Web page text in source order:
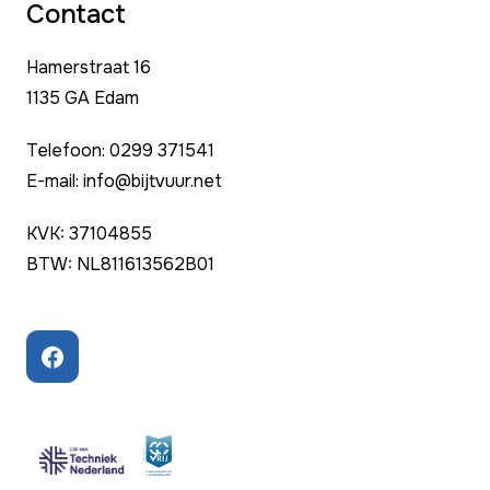
Contact
Hamerstraat 16
1135 GA Edam
Telefoon: 0299 371541
E-mail: info@bijtvuur.net
KVK: 37104855
BTW: NL811613562B01